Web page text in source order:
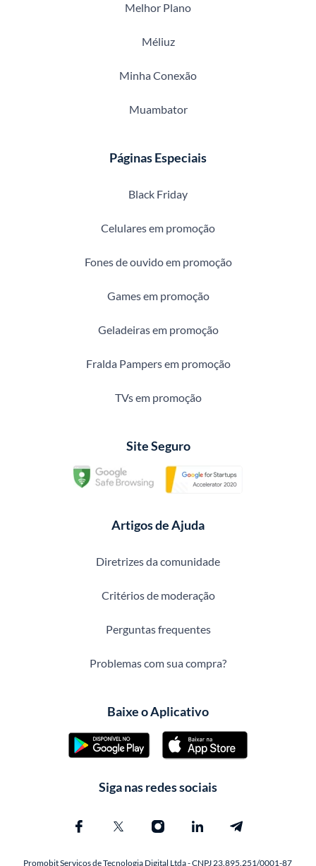
Melhor Plano
Méliuz
Minha Conexão
Muambator
Páginas Especiais
Black Friday
Celulares em promoção
Fones de ouvido em promoção
Games em promoção
Geladeiras em promoção
Fralda Pampers em promoção
TVs em promoção
Site Seguro
Artigos de Ajuda
Diretrizes da comunidade
Critérios de moderação
Perguntas frequentes
Problemas com sua compra?
Baixe o Aplicativo
Siga nas redes sociais
Promobit Servicos de Tecnologia Digital Ltda - CNPJ 23.895.251/0001-87